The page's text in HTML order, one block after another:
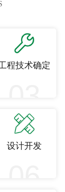
程技术确定
设计开发